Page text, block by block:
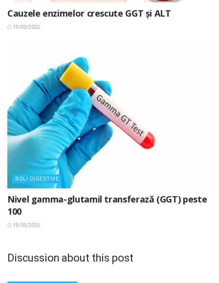
Cauzele enzimelor crescute GGT și ALT
19/03/2025
BOLI DIGESTIVE
Nivel gamma-glutamil transferază (GGT) peste
100
19/03/2025
Discussion about this post